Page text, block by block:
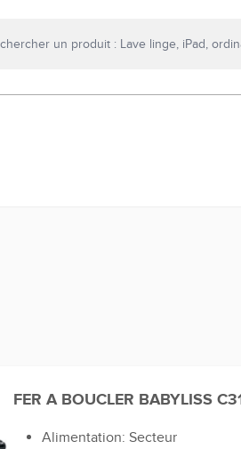
FER A BOUCLER BABYLISS
Alimentation: Secteur